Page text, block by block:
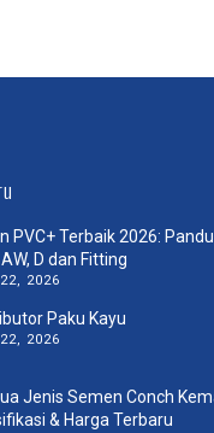
PVC+ Terbaik 2026:
D dan Fitting
2026
Paku Kayu
2026
Jenis Semen Conch
& Harga Terbaru